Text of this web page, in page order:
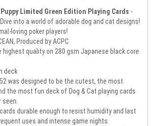
Puppy Limited Green Edition Playing Cards -
Dive into a world of adorable dog and cat designs!
loving poker players!
Produced by ACPC
highest quality on 280 gsm Japanese black core
deck
was designed to be the cutest, the most
the most fun deck of Dog & Cat playing cards
seen.
durable enough to resist humidity and last
uses and intense game nights